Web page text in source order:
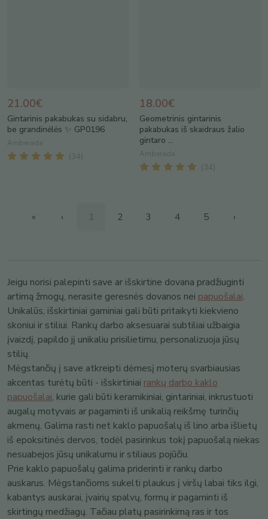
21.00€
Gintarinis pakabukas su sidabru,
be grandinėlės ✨ GP0196
Amberada
( 34
18.00€
Geometrinis gintarinis
pakabukas iš skaidraus žalio
gintaro ...
Amberada
( 34
« ‹ 1 2 3 4 5 ›
Jeigu norisi palepinti save ar išskirtine dovana pradžiuginti
artimą žmogų, nerasite geresnės dovanos nei papuošalai.
Unikalūs, išskirtiniai gaminiai gali būti pritaikyti kiekvieno
skoniui ir stiliui. Rankų darbo aksesuarai subtiliai užbaigia
įvaizdį, papildo jį unikaliu prisilietimu, personalizuoja jūsų
stilių.
Mėgstančių į save atkreipti dėmesį moterų svarbiausias
akcentas turėtų būti - išskirtiniai rankų darbo kaklo
papuošalai, kurie gali būti keramikiniai, gintariniai, inkrustuoti
augalų motyvais ar pagaminti iš unikalią reikšmę turinčių
akmenų. Galima rasti net kaklo papuošalų iš lino arba išlietų
iš epoksitinės dervos, todėl pasirinkus tokį papuošalą niekas
nesuabejos jūsų unikalumu ir stiliaus pojūčiu.
Prie kaklo papuošalų galima priderinti ir rankų darbo
auskarus. Mėgstančioms sukelti plaukus į viršų labai tiks ilgi,
kabantys auskarai, įvairių spalvų, formų ir pagaminti iš
skirtingų medžiagų. Tačiau platų pasirinkimą ras ir tos